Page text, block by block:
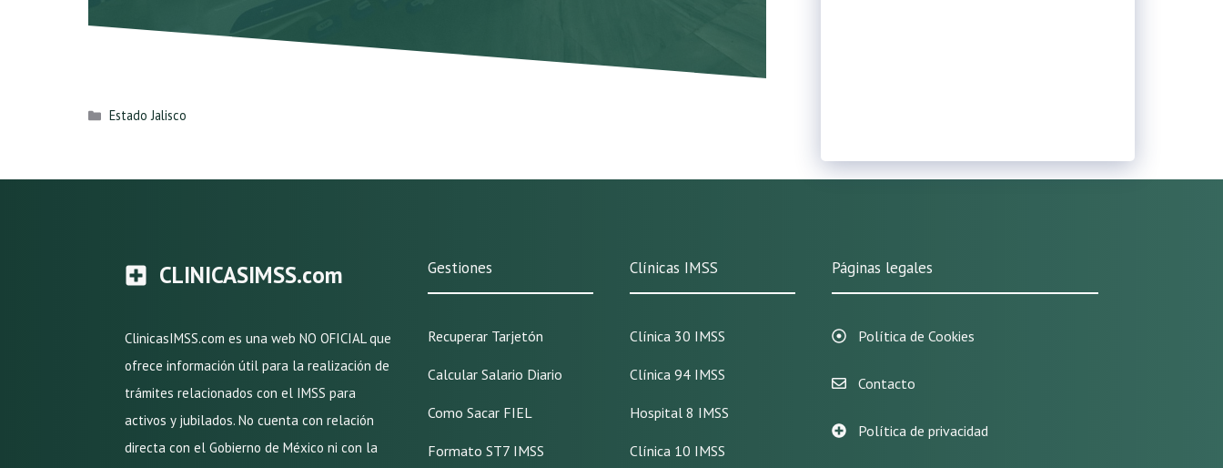
Categorías
Estado Jalisco
CLINICASIMSS.com
ClinicasIMSS.com es una web NO OFICIAL que
ofrece información útil para la realización de
trámites relacionados con el IMSS para
activos y jubilados. No cuenta con relación
directa con el Gobierno de México ni con la
Gestiones
Recuperar Tarjetón
Calcular Salario Diario
Como Sacar FIEL
Formato ST7 IMSS
Clínicas IMSS
Clínica 30 IMSS
Clínica 94 IMSS
Hospital 8 IMSS
Clínica 10 IMSS
Páginas legales
Política de Cookies
Contacto
Política de privacidad